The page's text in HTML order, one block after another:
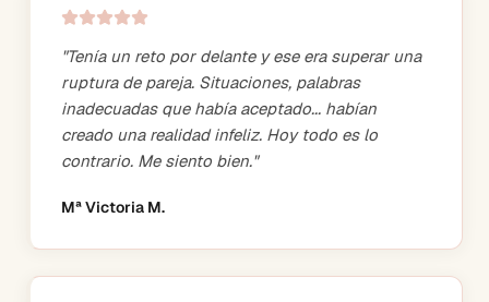
"Tenía un reto por delante y ese era superar una
ruptura de pareja. Situaciones, palabras
inadecuadas que había aceptado... habían
creado una realidad infeliz. Hoy todo es lo
contrario. Me siento bien."
Mª Victoria M.